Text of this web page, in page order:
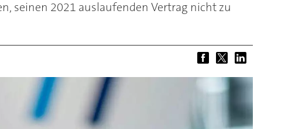
seinen 2021 auslaufenden Vertrag nicht zu